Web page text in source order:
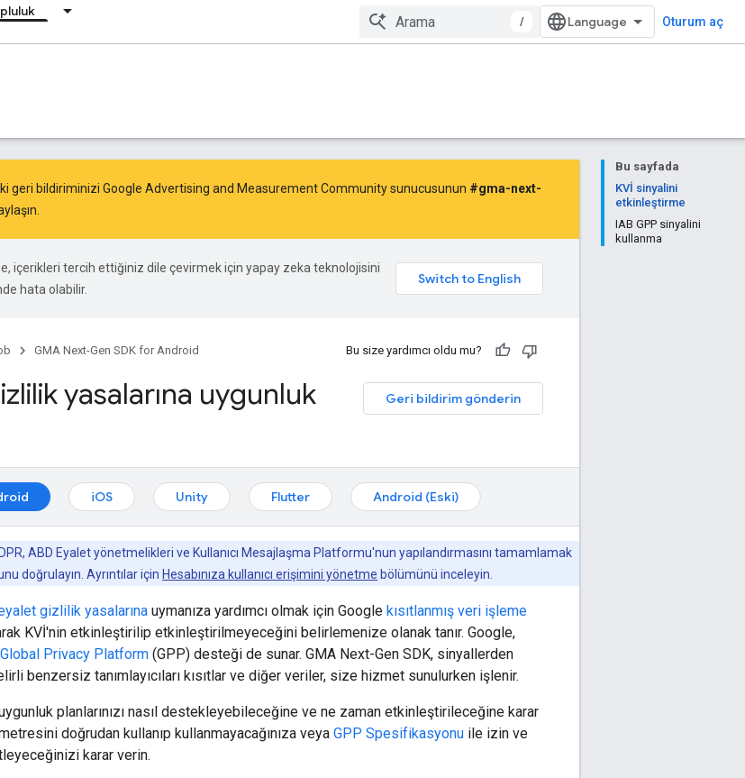
/ Oturum aç
Bu sayfada
KVİ sinyalini
etkinleştirme
IAB GPP sinyalini
kullanma
geri bildiriminizi Google Advertising and Measurement Community sunucusunun #gma-next-
içerikleri tercih ettiğiniz dile çevirmek için yapay zeka teknolojisini
hata olabilir.
GMA Next-Gen SDK for Android Bu size yardımcı oldu mu?
Geri bildirim gönderin
yasalarına uygunluk
iOS Unity Flutter Android (Eski)
ABD Eyalet yönetmelikleri ve Kullanıcı Mesajlaşma Platformu'nun yapılandırmasını tamamlamak
doğrulayın. Ayrıntılar için Hesabınıza kullanıcı erişimini yönetme bölümünü inceleyin.
gizlilik yasalarına uymanıza yardımcı olmak için Google kısıtlanmış veri işleme
KVİ'nin etkinleştirilip etkinleştirilmeyeceğini belirlemenize olanak tanır. Google,
Global Privacy Platform (GPP) desteği de sunar. GMA Next-Gen SDK, sinyallerden
benzersiz tanımlayıcıları kısıtlar ve diğer veriler, size hizmet sunulurken işlenir.
planlarınızı nasıl destekleyebileceğine ve ne zaman etkinleştirileceğine karar
doğrudan kullanıp kullanmayacağınıza veya GPP Spesifikasyonu ile izin ve
karar verin.